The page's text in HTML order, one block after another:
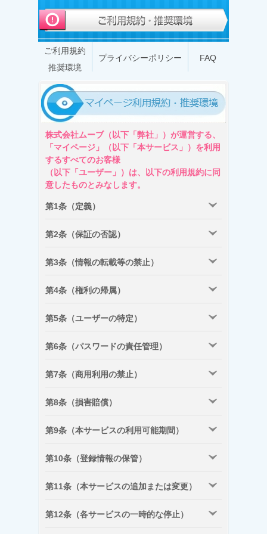
ご利用規約
推奨環境
プライバシーポリシー FAQ
株式会社ムーブ（以下「弊社」）が運営する、
「マイページ」（以下「本サービス」）を利用
するすべてのお客様
（以下「ユーザー」）は、以下の利用規約に同
意したものとみなします。
第1条（定義）
第2条（保証の否認）
第3条（情報の転載等の禁止）
第4条（権利の帰属）
第5条（ユーザーの特定）
第6条（パスワードの責任管理）
第7条（商用利用の禁止）
第8条（損害賠償）
第9条（本サービスの利用可能期間）
第10条（登録情報の保管）
第11条（本サービスの追加または変更）
第12条（各サービスの一時的な停止）